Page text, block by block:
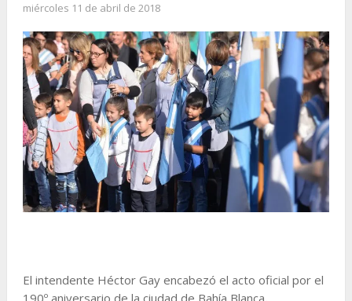
miércoles 11 de abril de 2018
El intendente Héctor Gay encabezó el acto oficial por el
190º aniversario de la ciudad de Bahía Blanca,